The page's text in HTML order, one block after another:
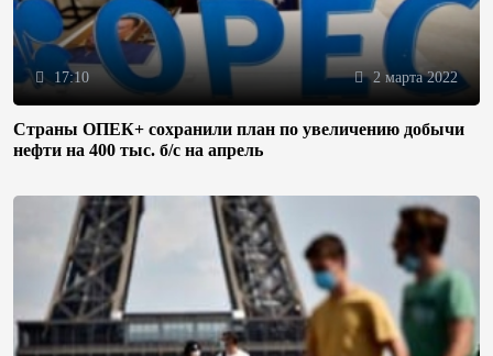
17:10 2 марта 2022
Страны ОПЕК+ сохранили план по увеличению добычи
нефти на 400 тыс. б/с на апрель